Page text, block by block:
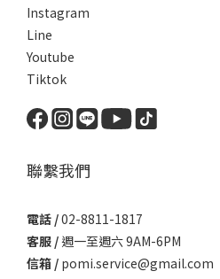
Instagram
Line
Youtube
Tiktok
聯繫我們
電話 /02-8811-1817
客服 /週一至週六 9AM-6PM
信箱 / pomi.service@gmail.com